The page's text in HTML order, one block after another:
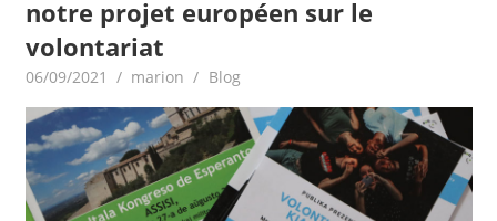
notre projet européen sur le
volontariat
06/09/2021 marion Blog